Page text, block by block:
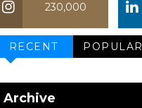
230,000
RECENT POPULAR
Archive